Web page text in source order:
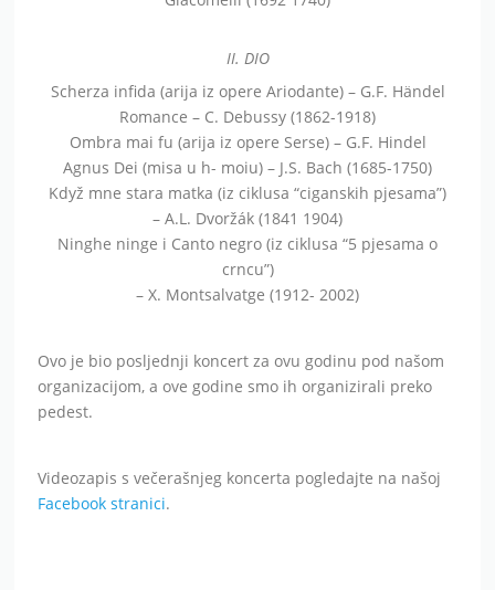
II. DIO
Scherza infida (arija iz opere Ariodante) – G.F. Händel
Romance – C. Debussy (1862-1918)
Ombra mai fu (arija iz opere Serse) – G.F. Hindel
Agnus Dei (misa u h- moiu) – J.S. Bach (1685-1750)
Když mne stara matka (iz ciklusa “ciganskih pjesama”)
– A.L. Dvoržák (1841 1904)
Ninghe ninge i Canto negro (iz ciklusa “5 pjesama o
crncu”)
– X. Montsalvatge (1912- 2002)
Ovo je bio posljednji koncert za ovu godinu pod našom
organizacijom, a ove godine smo ih organizirali preko
pedest.
Videozapis s večerašnjeg koncerta pogledajte na našoj
Facebook stranici.